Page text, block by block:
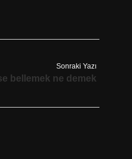
Sonraki Yazı
bellemek ne demek